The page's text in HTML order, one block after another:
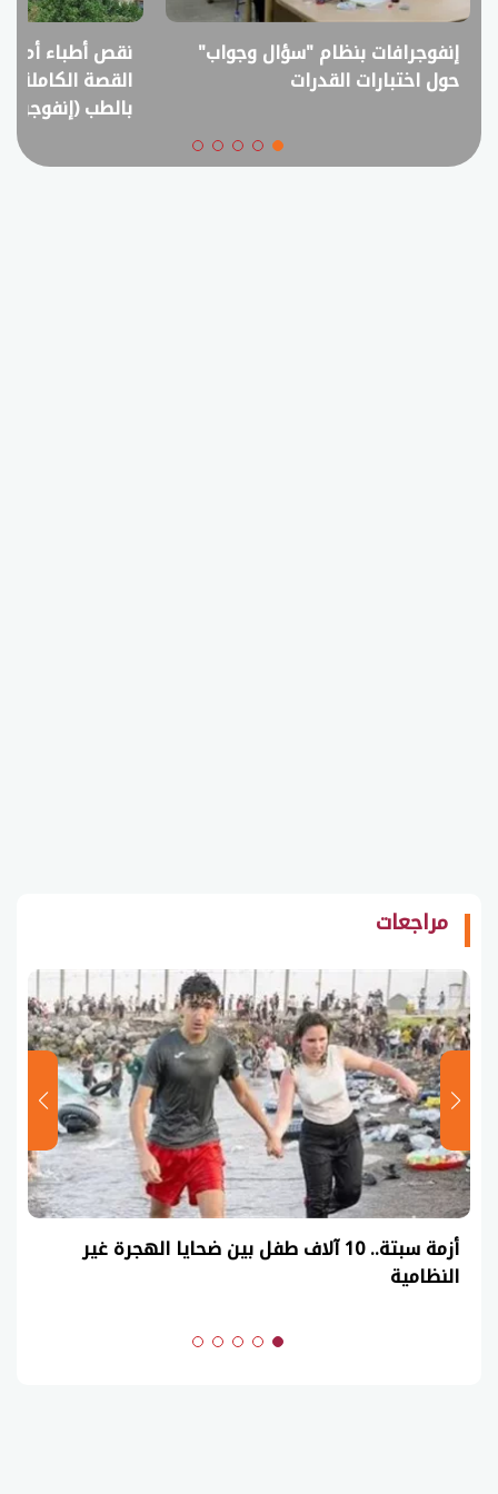
نقص أطباء أم فائض خريجين؟..
القصة الكاملة لمقترح خفض القبول
انفوجراف..
في امتحانات
مراجعات
عاجل| نموذج حل امتحان أحياء ثانوية عامة 2026
(السنوات الماضية)